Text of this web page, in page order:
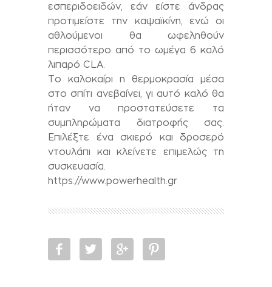
εσπεριδοειδών, εάν είστε άνδρας
προτιμείστε την καψαϊκίνη, ενώ οι
αθλούμενοι θα ωφεληθούν
περισσότερο από το ωμέγα 6 καλό
λιπαρό CLA.
Το καλοκαίρι η θερμοκρασία μέσα
στο σπίτι ανεβαίνει, γι αυτό καλό θα
ήταν να προστατεύσετε τα
συμπληρώματα διατροφής σας.
Επιλέξτε ένα σκιερό και δροσερό
ντουλάπι και κλείνετε επιμελώς τη
συσκευασία.
https://www.powerhealth.gr